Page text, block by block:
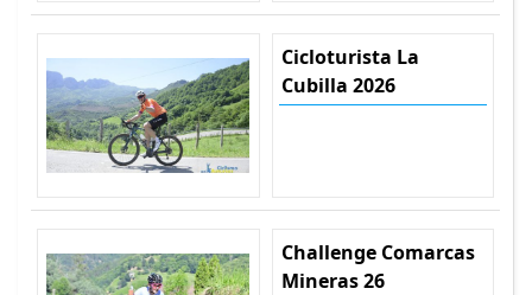
Cicloturista La
Cubilla 2026
Challenge Comarcas
Mineras 26